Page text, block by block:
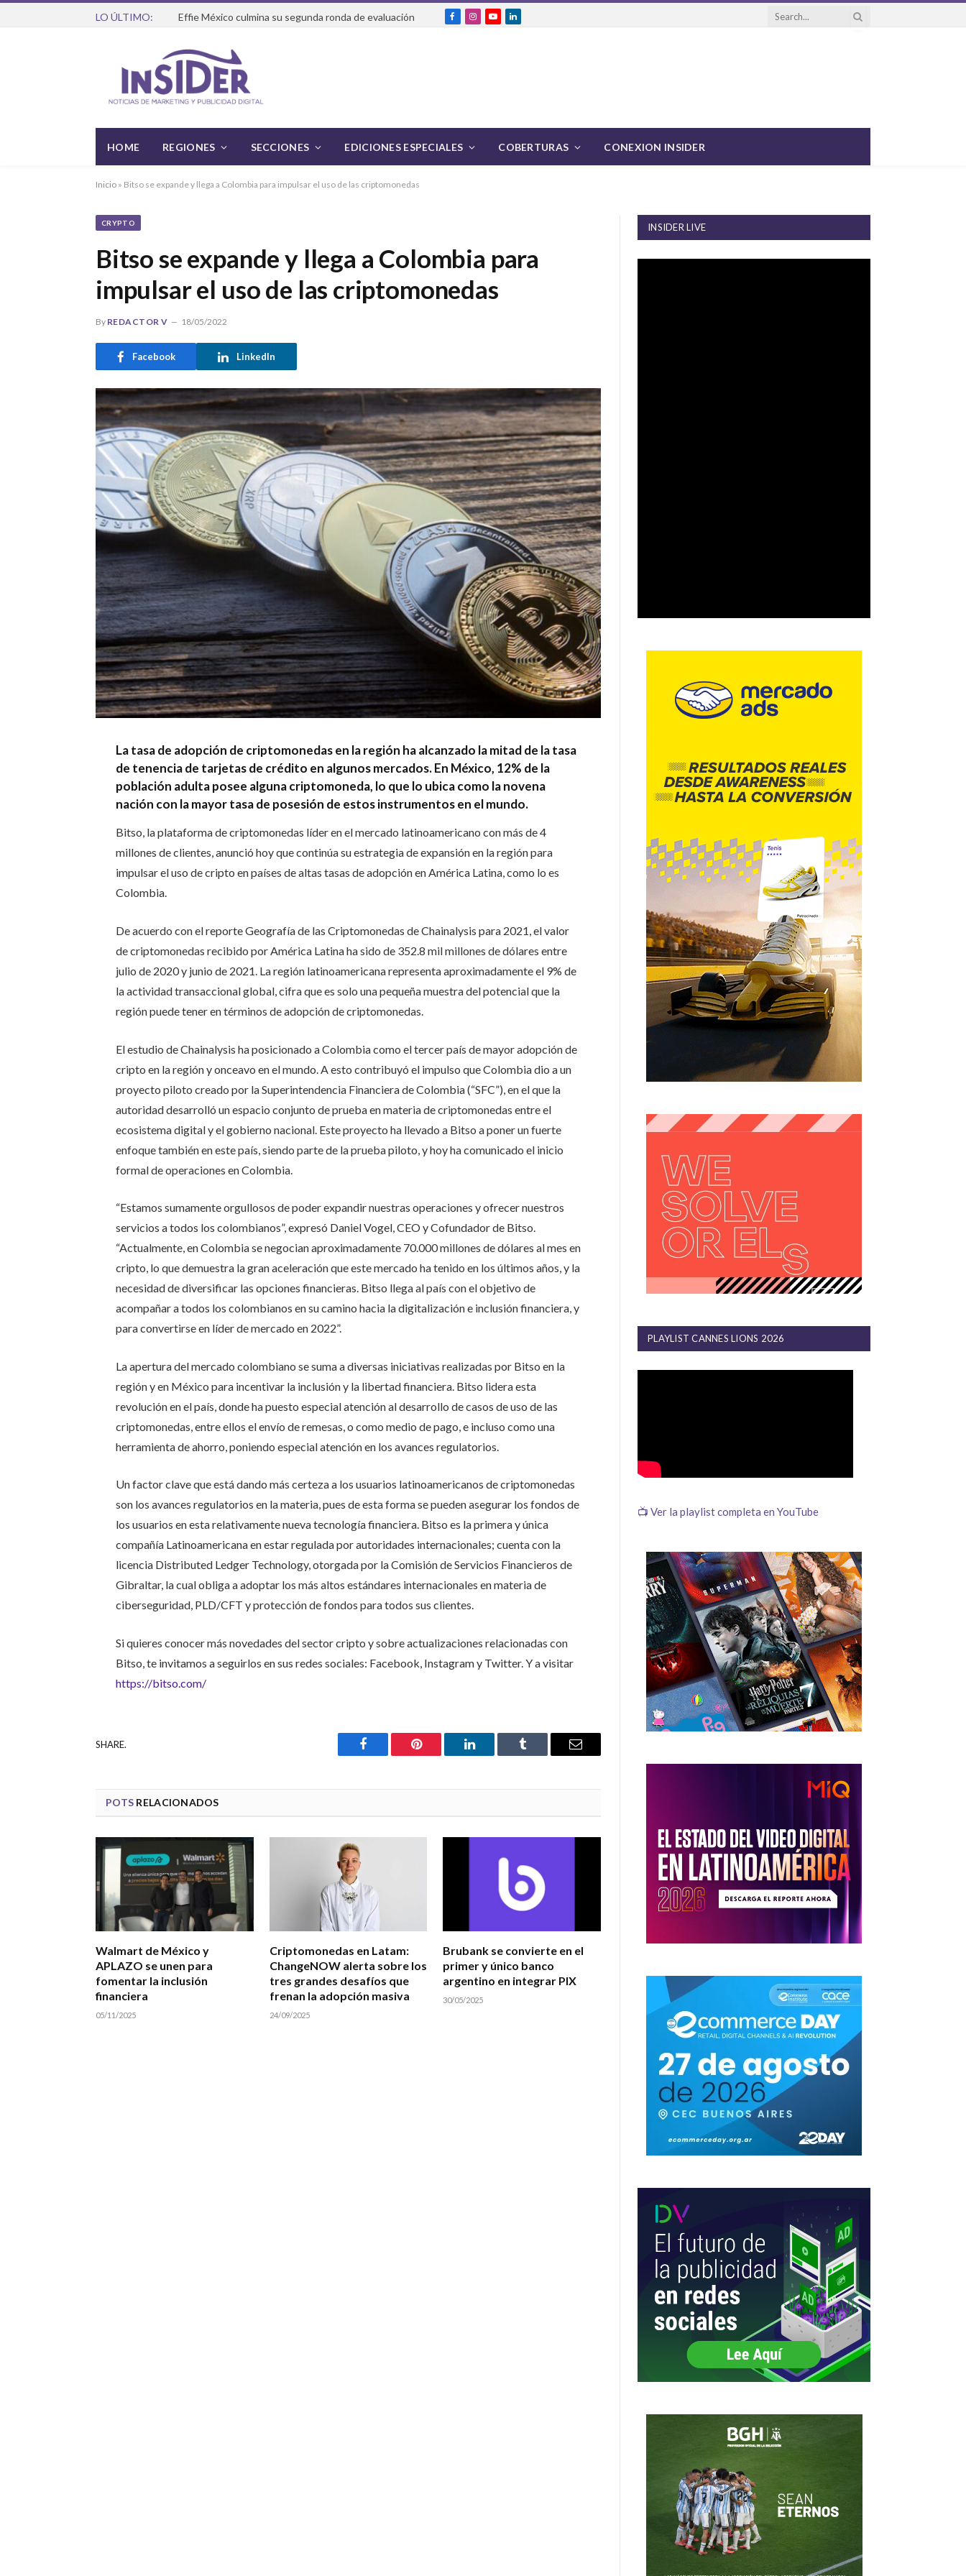
LO ÚLTIMO: Effie México culmina su segunda ronda de evaluación
FacebookInstagram
YouTubeLinkedIn
HOME REGIONES SECCIONES EDICIONES ESPECIALES COBERTURAS CONEXION INSIDER
Inicio » Bitso se expande y llega a Colombia para impulsar el uso de las criptomonedas
CRYPTO
Bitso se expande y llega a Colombia para
impulsar el uso de las criptomonedas
By REDACTOR V 18/05/2022
Facebook LinkedIn
La tasa de adopción de criptomonedas en la región ha alcanzado la mitad de la tasa
de tenencia de tarjetas de crédito en algunos mercados. En México, 12% de la
población adulta posee alguna criptomoneda, lo que lo ubica como la novena
nación con la mayor tasa de posesión de estos instrumentos en el mundo.
Bitso, la plataforma de criptomonedas líder en el mercado latinoamericano con más de 4
millones de clientes, anunció hoy que continúa su estrategia de expansión en la región para
impulsar el uso de cripto en países de altas tasas de adopción en América Latina, como lo es
Colombia.
De acuerdo con el reporte Geografía de las Criptomonedas de Chainalysis para 2021, el valor
de criptomonedas recibido por América Latina ha sido de 352.8 mil millones de dólares entre
julio de 2020 y junio de 2021. La región latinoamericana representa aproximadamente el 9% de
la actividad transaccional global, cifra que es solo una pequeña muestra del potencial que la
región puede tener en términos de adopción de criptomonedas.
El estudio de Chainalysis ha posicionado a Colombia como el tercer país de mayor adopción de
cripto en la región y onceavo en el mundo. A esto contribuyó el impulso que Colombia dio a un
proyecto piloto creado por la Superintendencia Financiera de Colombia (“SFC”), en el que la
autoridad desarrolló un espacio conjunto de prueba en materia de criptomonedas entre el
ecosistema digital y el gobierno nacional. Este proyecto ha llevado a Bitso a poner un fuerte
enfoque también en este país, siendo parte de la prueba piloto, y hoy ha comunicado el inicio
formal de operaciones en Colombia.
“Estamos sumamente orgullosos de poder expandir nuestras operaciones y ofrecer nuestros
servicios a todos los colombianos”, expresó Daniel Vogel, CEO y Cofundador de Bitso.
“Actualmente, en Colombia se negocian aproximadamente 70.000 millones de dólares al mes en
cripto, lo que demuestra la gran aceleración que este mercado ha tenido en los últimos años, y la
necesidad de diversificar las opciones financieras. Bitso llega al país con el objetivo de
acompañar a todos los colombianos en su camino hacia la digitalización e inclusión financiera, y
para convertirse en líder de mercado en 2022”.
La apertura del mercado colombiano se suma a diversas iniciativas realizadas por Bitso en la
región y en México para incentivar la inclusión y la libertad financiera. Bitso lidera esta
revolución en el país, donde ha puesto especial atención al desarrollo de casos de uso de las
criptomonedas, entre ellos el envío de remesas, o como medio de pago, e incluso como una
herramienta de ahorro, poniendo especial atención en los avances regulatorios.
Un factor clave que está dando más certeza a los usuarios latinoamericanos de criptomonedas
son los avances regulatorios en la materia, pues de esta forma se pueden asegurar los fondos de
los usuarios en esta relativamente nueva tecnología financiera. Bitso es la primera y única
compañía Latinoamericana en estar regulada por autoridades internacionales; cuenta con la
licencia Distributed Ledger Technology, otorgada por la Comisión de Servicios Financieros de
Gibraltar, la cual obliga a adoptar los más altos estándares internacionales en materia de
ciberseguridad, PLD/CFT y protección de fondos para todos sus clientes.
Si quieres conocer más novedades del sector cripto y sobre actualizaciones relacionadas con
Bitso, te invitamos a seguirlos en sus redes sociales: Facebook, Instagram y Twitter. Y a visitar
https://bitso.com/
SHARE.
Facebook Pinterest LinkedIn Tumblr Email
POTS RELACIONADOS
Walmart de México y
APLAZO se unen para
fomentar la inclusión
financiera
05/11/2025
Criptomonedas en Latam:
ChangeNOW alerta sobre los
tres grandes desafíos que
frenan la adopción masiva
24/09/2025
Brubank se convierte en el
primer y único banco
argentino en integrar PIX
30/05/2025
INSIDER LIVE
PLAYLIST CANNES LIONS 2026
📺 Ver la playlist completa en YouTube